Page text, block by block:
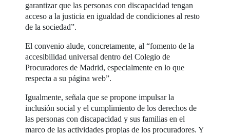
garantizar que las personas con discapacidad tengan
acceso a la justicia en igualdad de condiciones al resto
de la sociedad”.
El convenio alude, concretamente, al “fomento de la
accesibilidad universal dentro del Colegio de
Procuradores de Madrid, especialmente en lo que
respecta a su página web”.
Igualmente, señala que se propone impulsar la
inclusión social y el cumplimiento de los derechos de
las personas con discapacidad y sus familias en el
marco de las actividades propias de los procuradores. Y